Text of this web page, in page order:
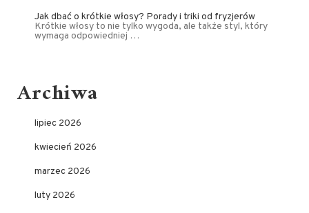
Jak dbać o krótkie włosy? Porady i triki od fryzjerów
Krótkie włosy to nie tylko wygoda, ale także styl, który
wymaga odpowiedniej …
Archiwa
lipiec 2026
kwiecień 2026
marzec 2026
luty 2026